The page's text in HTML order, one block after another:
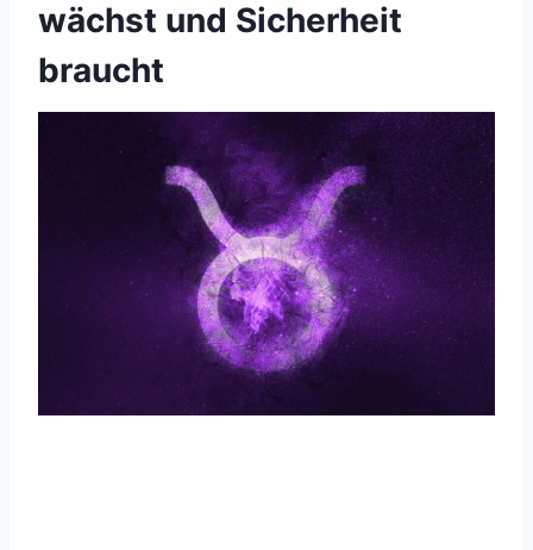
wächst und Sicherheit
braucht